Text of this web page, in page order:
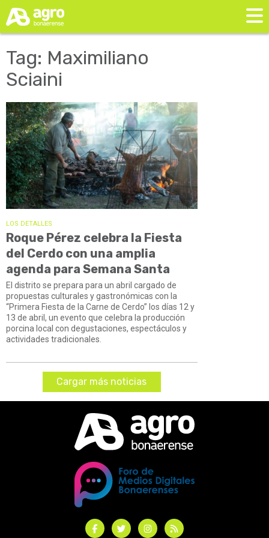
Tag: Maximiliano
Sciaini
LOS DETALLES
Roque Pérez celebra la Fiesta
del Cerdo con una amplia
agenda para Semana Santa
El distrito se prepara para un abril cargado de
propuestas culturales y gastronómicas con la
“Primera Fiesta de la Carne de Cerdo” los días 12 y
13 de abril, un evento que celebra la producción
porcina local con degustaciones, espectáculos y
actividades tradicionales.
Cargar más noticias